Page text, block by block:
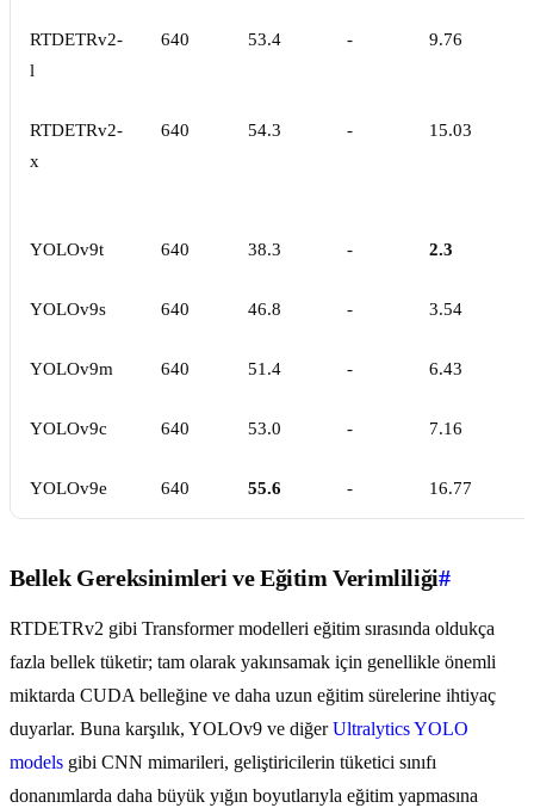
RTDETRv2-
l
640 53.4 - 9.76
RTDETRv2-
x
640 54.3 - 15.03
YOLOv9t 640 38.3 - 2.3
YOLOv9s 640 46.8 - 3.54
YOLOv9m 640 51.4 - 6.43
YOLOv9c 640 53.0 - 7.16
YOLOv9e 640 55.6 - 16.77
Bellek Gereksinimleri ve Eğitim Verimliliği#
RTDETRv2 gibi Transformer modelleri eğitim sırasında oldukça
fazla bellek tüketir; tam olarak yakınsamak için genellikle önemli
miktarda CUDA belleğine ve daha uzun eğitim sürelerine ihtiyaç
duyarlar. Buna karşılık, YOLOv9 ve diğerUltralytics YOLO
models gibi CNN mimarileri, geliştiricilerin tüketici sınıfı
donanımlarda daha büyük yığın boyutlarıyla eğitim yapmasına